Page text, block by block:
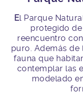
El Parque
protegido
reencuentro
puro. Además
fauna que
contemplar las
modelado